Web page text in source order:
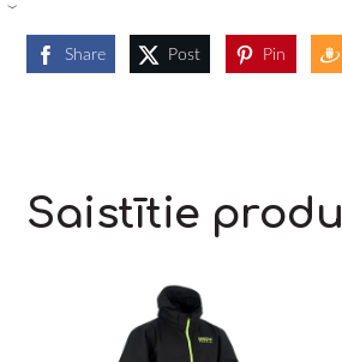
›
Share Post Pin
Saistītie